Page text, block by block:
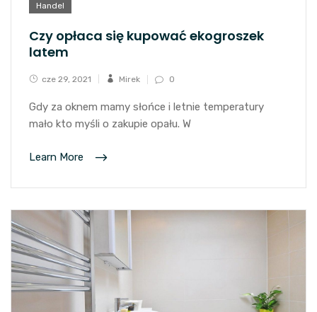
Handel
Czy opłaca się kupować ekogroszek
latem
cze 29, 2021 Mirek 0
Gdy za oknem mamy słońce i letnie temperatury
mało kto myśli o zakupie opału. W
Learn More